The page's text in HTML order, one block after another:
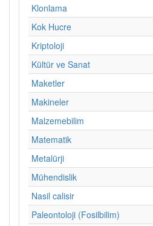
Klonlama
Kok Hucre
Kriptoloji
Kültür ve Sanat
Maketler
Makineler
Malzemebilim
Matematik
Metalürji
Mühendislik
Nasil calisir
Paleontoloji (Fosilbilim)